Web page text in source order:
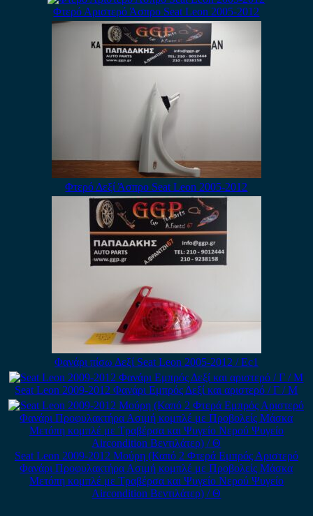
Φτερό Αριστερό Άσπρο Seat Leon 2005-2012
Φτερό Δεξί Άσπρο Seat Leon 2005-2012
Φανάρι πίσω Δεξί Seat Leon 2005-2012 / Εc1
Seat Leon 2009-2012 Φανάρι Εμπρός Δεξί και αριστερό / Γ / Μ
Seat Leon 2009-2012 Μούρη (Καπό 2 Φτερά Εμπρός Αριστερό
Φανάρι Προφυλακτήρα Ασιμή κομπλέ με Προβολείς Μάσκα
Μετόπη κομπλέ με Τραβέρσα και Ψυγείο Νερού Ψυγείο
Aircondition Βεντιλάτερ) / Θ